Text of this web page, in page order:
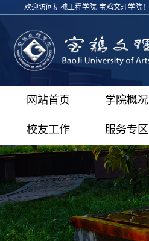
欢迎访问机械工程学院-宝鸡文理学院！
网站首页 学院概况
校友工作 服务专区